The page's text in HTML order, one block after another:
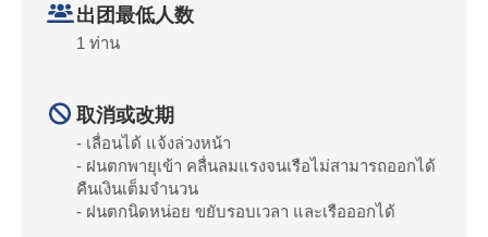
出团最低人数
1 ท่าน
取消或改期
- เลื่อนได้ แจ้งล่วงหน้า
- ฝนตกพายุเข้า คลื่นลมแรงจนเรือไม่สามารถออกได้
คืนเงินเต็มจำนวน
- ฝนตกนิดหน่อย ขยับรอบเวลา และเรือออกได้